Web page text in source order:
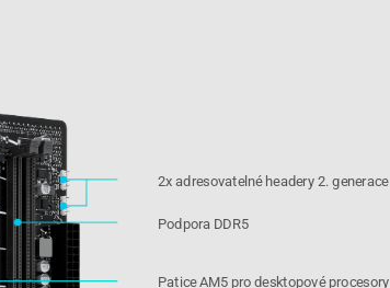
2x adresovatelné headery 2. generace
Podpora DDR5
Patice AM5 pro desktopové procesory